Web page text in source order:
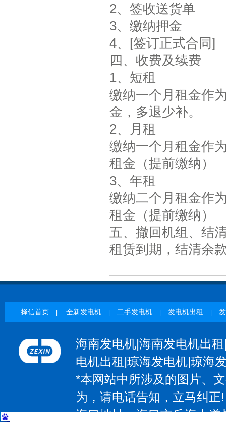
2、签收送货单
3、缴纳押金
4、 [签订正式合同]
四、收费及续费
1、短租
缴纳一个月租金作
金，多退少补。
2、月租
缴纳一个月租金作
租金（提前缴纳）
3、年租
缴纳二个月租金作
租金（提前缴纳）
五、撤回机组、结
租赁到期，结清余
择信首页 全新发电机 二手发电机 发电机出租
海南发电机|海南发电机出
电机出租|琼海发电机|琼海
*本网站中所涉及的图片、
为，请电话告知，立马纠
海口地址：海口市丘海大